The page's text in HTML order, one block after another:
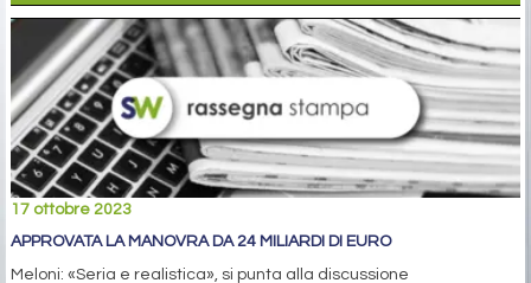
17 ottobre 2023
APPROVATA LA MANOVRA DA 24 MILIARDI DI EURO
Meloni: «Seria e realistica», si punta alla discussione